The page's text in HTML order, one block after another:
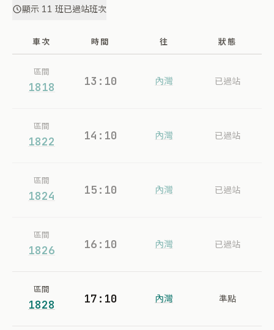
顯示 11 班已過站班次
車次 時間 往 狀態
區間
1818 13:10 內灣 已過站
區間
1822 14:10 內灣 已過站
區間
1824 15:10 內灣 已過站
區間
1826 16:10 內灣 已過站
區間
1828 17:10 內灣 準點